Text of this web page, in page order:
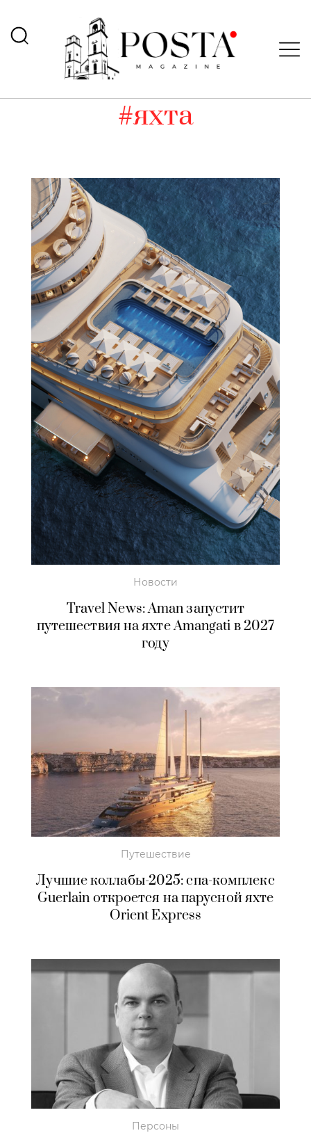
#яхта
Новости
Travel News: Aman запустит
путешествия на яхте Amangati в 2027
году
Путешествие
Лучшие коллабы-2025: спа-комплекс
Guerlain откроется на парусной яхте
Orient Express
Персоны